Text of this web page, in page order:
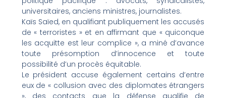
universitaires, anciens ministres, journalistes.
Kaïs Saïed, en qualifiant publiquement les accusés
de « terroristes » et en affirmant que « quiconque
les acquitte est leur complice », a miné d’avance
toute présomption d’innocence et toute
possibilité d’un procès équitable.
Le président accuse également certains d’entre
eux de « collusion avec des diplomates étrangers
», des contacts que la défense qualifie de